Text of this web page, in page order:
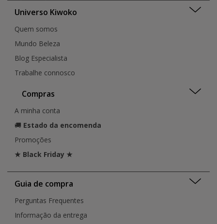
Universo Kiwoko
Quem somos
Mundo Beleza
Blog Especialista
Trabalhe connosco
Compras
A minha conta
🚚 Estado da encomenda
Promoções
★ Black Friday ★
Guia de compra
Perguntas Frequentes
Informação da entrega